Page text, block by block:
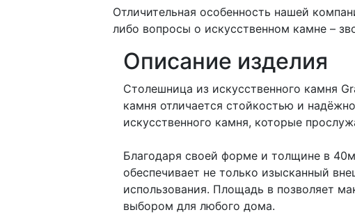
Отличительная особенность нашей
либо вопросы о искусственном камне –
Описание изделия
Столешница из искусственного камня
камня отличается стойкостью и
искусственного камня, которые
Благодаря своей форме и толщине в
обеспечивает не только изысканный
использования. Площадь в позволяет
выбором для любого дома.